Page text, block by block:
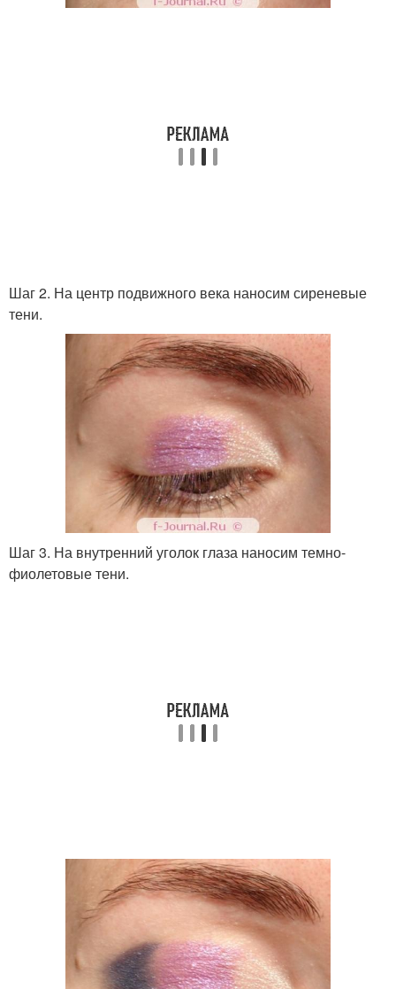
Шаг 2. На центр подвижного века наносим сиреневые
тени.
Шаг 3. На внутренний уголок глаза наносим темно-
фиолетовые тени.